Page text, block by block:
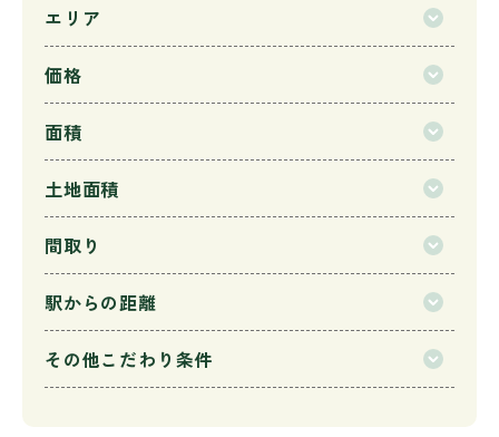
エリア
価格
面積
土地面積
間取り
駅からの距離
その他こだわり条件